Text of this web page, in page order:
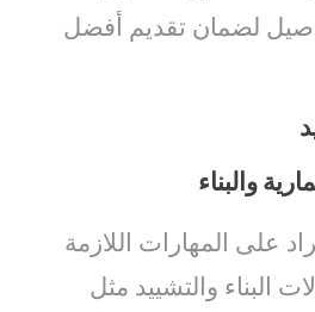
لضمان تقديم أفضل
والبناء
على المهارات اللازمة
البناء والتشييد مثل